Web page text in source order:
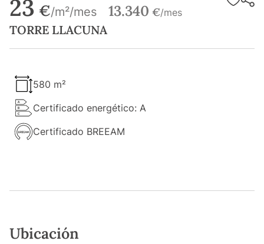
23 €/m²/mes 13.340 €/mes
TORRE LLACUNA
580 m²
Certificado energético: A
Certificado BREEAM
Ubicación